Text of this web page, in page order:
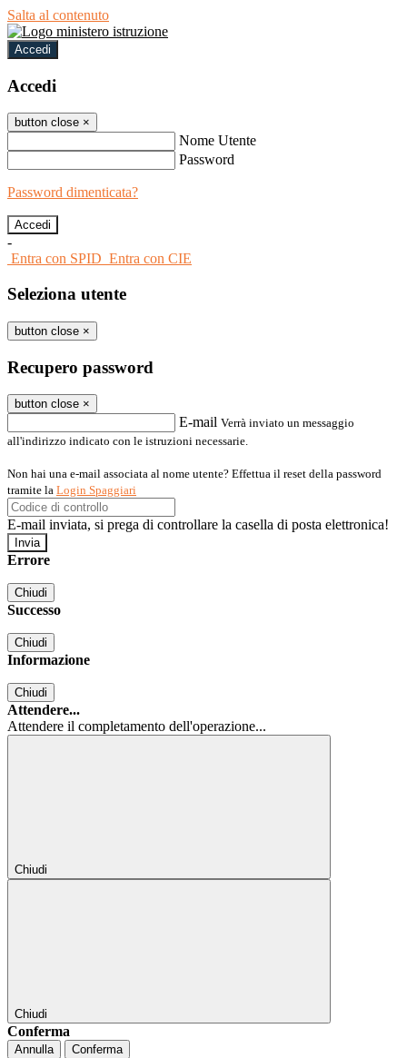
Salta al contenuto
Accedi
Accedi
button close ×
Nome Utente
Password
Password dimenticata?
-
Entra con SPID Entra con CIE
Seleziona utente
button close ×
Recupero password
button close ×
E-mail Verrà inviato un messaggio
all'indirizzo indicato con le istruzioni necessarie.
Non hai una e-mail associata al nome utente? Effettua il reset della password
tramite la Login Spaggiari
E-mail inviata, si prega di controllare la casella di posta elettronica!
Errore
Chiudi
Successo
Chiudi
Informazione
Chiudi
Attendere...
Attendere il completamento dell'operazione...
Chiudi
Chiudi
Conferma
Annulla Conferma